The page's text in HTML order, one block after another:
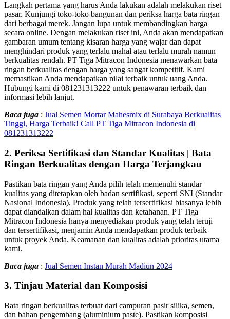
Langkah pertama yang harus Anda lakukan adalah melakukan riset
pasar. Kunjungi toko-toko bangunan dan periksa harga bata ringan
dari berbagai merek. Jangan lupa untuk membandingkan harga
secara online. Dengan melakukan riset ini, Anda akan mendapatkan
gambaran umum tentang kisaran harga yang wajar dan dapat
menghindari produk yang terlalu mahal atau terlalu murah namun
berkualitas rendah. PT Tiga Mitracon Indonesia menawarkan bata
ringan berkualitas dengan harga yang sangat kompetitif. Kami
memastikan Anda mendapatkan nilai terbaik untuk uang Anda.
Hubungi kami di 081231313222 untuk penawaran terbaik dan
informasi lebih lanjut.
Baca juga : Jual Semen Mortar Mahesmix di Surabaya Berkualitas
Tinggi, Harga Terbaik! Call PT Tiga Mitracon Indonesia di
081231313222
2. Periksa Sertifikasi dan Standar Kualitas | Bata
Ringan Berkualitas dengan Harga Terjangkau
Pastikan bata ringan yang Anda pilih telah memenuhi standar
kualitas yang ditetapkan oleh badan sertifikasi, seperti SNI (Standar
Nasional Indonesia). Produk yang telah tersertifikasi biasanya lebih
dapat diandalkan dalam hal kualitas dan ketahanan. PT Tiga
Mitracon Indonesia hanya menyediakan produk yang telah teruji
dan tersertifikasi, menjamin Anda mendapatkan produk terbaik
untuk proyek Anda. Keamanan dan kualitas adalah prioritas utama
kami.
Baca juga : Jual Semen Instan Murah Madiun 2024
3. Tinjau Material dan Komposisi
Bata ringan berkualitas terbuat dari campuran pasir silika, semen,
dan bahan pengembang (aluminium paste). Pastikan komposisi